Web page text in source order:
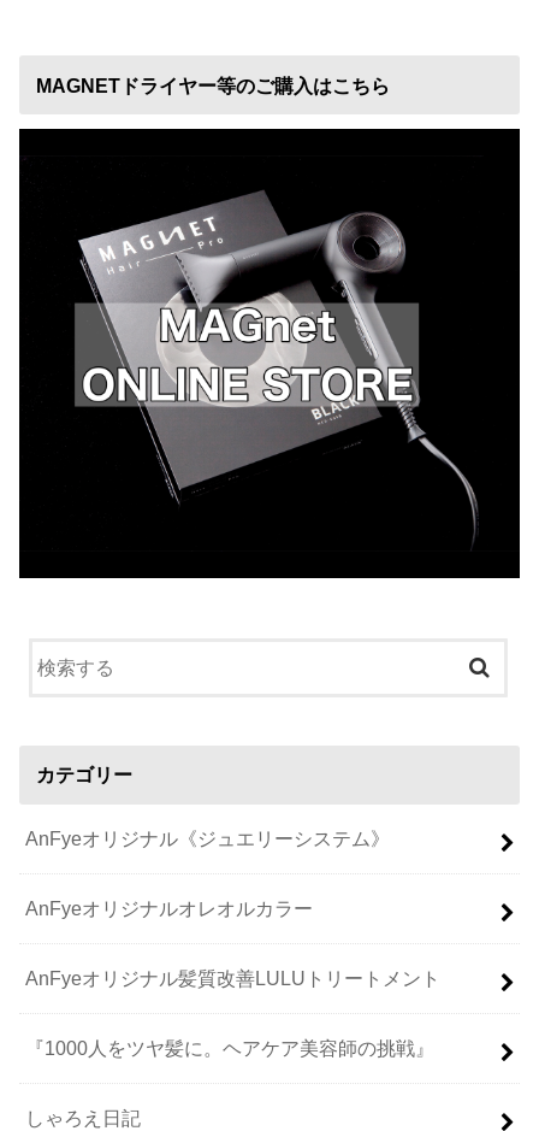
MAGNETドライヤー等のご購入はこちら
カテゴリー
AnFyeオリジナル《ジュエリーシステム》
AnFyeオリジナルオレオルカラー
AnFyeオリジナル髪質改善LULUトリートメント
『1000人をツヤ髪に。ヘアケア美容師の挑戦』
しゃろえ日記